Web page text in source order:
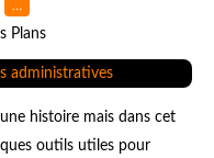
…
Plans
histoire mais dans cet
outils utiles pour